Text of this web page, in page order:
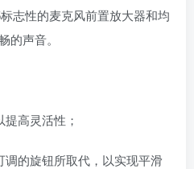
志性的麦克风前置放大器和均
的声音。
高灵活性；
调的旋钮所取代，以实现平滑